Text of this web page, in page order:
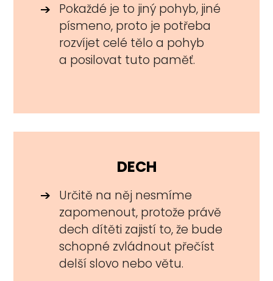
Pokaždé je to jiný pohyb, jiné
písmeno, proto je potřeba
rozvíjet celé tělo a pohyb
a posilovat tuto paměť.
DECH
Určitě na něj nesmíme
zapomenout, protože právě
dech dítěti zajistí to, že bude
schopné zvládnout přečíst
delší slovo nebo větu.